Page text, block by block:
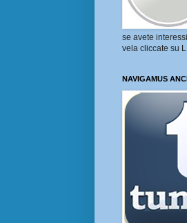
se avete
vela cliccate su
NAVIGAMUS